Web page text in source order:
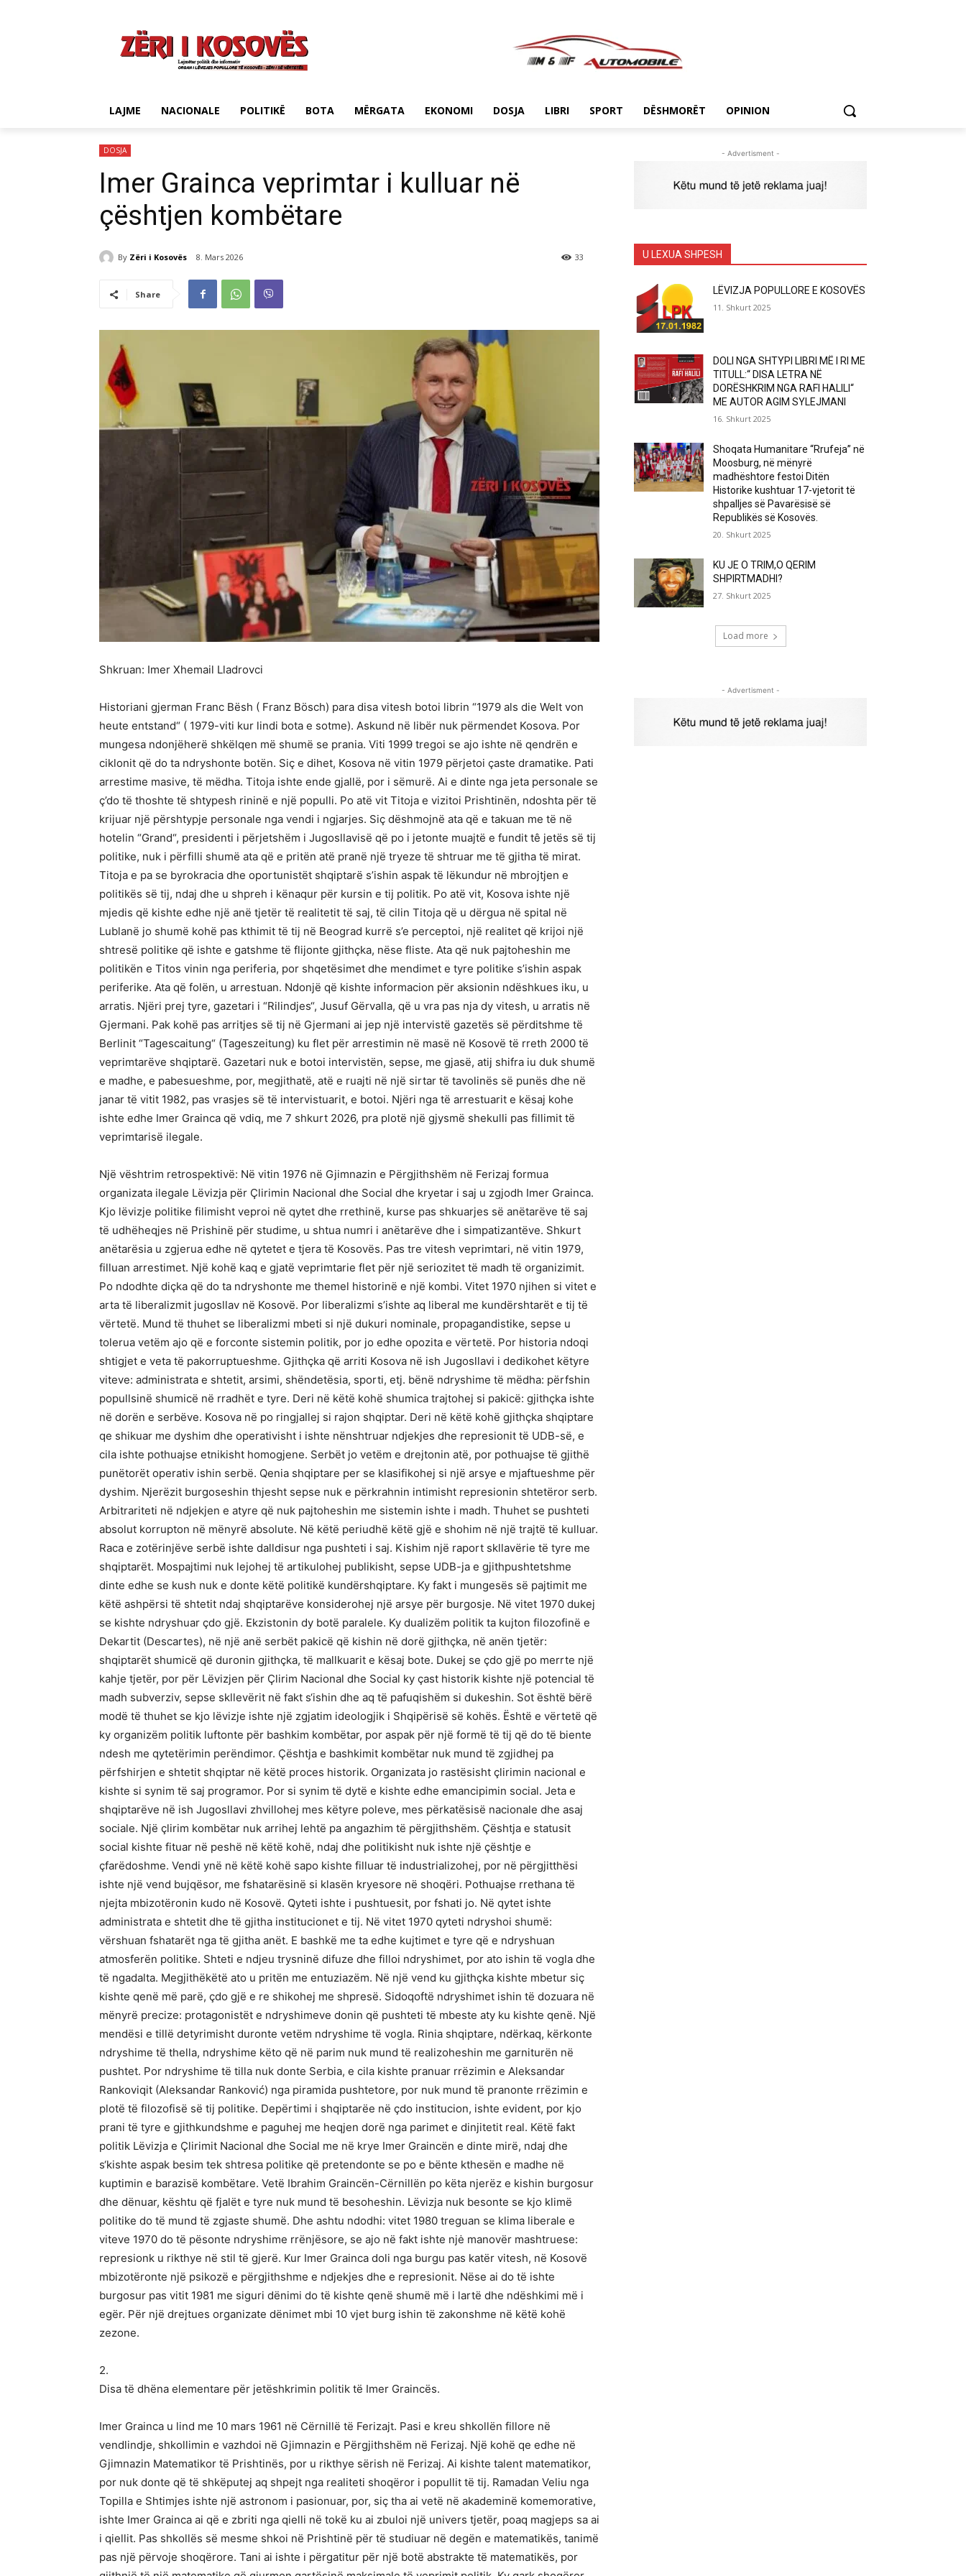
LAJME NACIONALE POLITIKË BOTA MËRGATA EKONOMI DOSJA LIBRI SPORT DËSHMORËT OPINION
DOSJA
Imer Grainca veprimtar i kulluar në
çështjen kombëtare
By Zëri i Kosovës 8. Mars 2026 33
Share
Shkruan: Imer Xhemail Lladrovci
Historiani gjerman Franc Bësh ( Franz Bösch) para disa vitesh botoi librin “1979 als die Welt von
heute entstand“ ( 1979-viti kur lindi bota e sotme). Askund në libër nuk përmendet Kosova. Por
mungesa ndonjëherë shkëlqen më shumë se prania. Viti 1999 tregoi se ajo ishte në qendrën e
ciklonit që do ta ndryshonte botën. Siç e dihet, Kosova në vitin 1979 përjetoi çaste dramatike. Pati
arrestime masive, të mëdha. Titoja ishte ende gjallë, por i sëmurë. Ai e dinte nga jeta personale se
ç’do të thoshte të shtypesh rininë e një populli. Po atë vit Titoja e vizitoi Prishtinën, ndoshta për të
krijuar një përshtypje personale nga vendi i ngjarjes. Siç dëshmojnë ata që e takuan me të në
hotelin “Grand“, presidenti i përjetshëm i Jugosllavisë që po i jetonte muajtë e fundit tê jetës së tij
politike, nuk i përfilli shumë ata që e pritën atë pranë një tryeze të shtruar me të gjitha të mirat.
Titoja e pa se byrokracia dhe oportunistët shqiptarë s’ishin aspak të lëkundur në mbrojtjen e
politikës së tij, ndaj dhe u shpreh i kënaqur për kursin e tij politik. Po atë vit, Kosova ishte një
mjedis që kishte edhe një anë tjetër të realitetit të saj, të cilin Titoja që u dërgua në spital në
Lublanë jo shumë kohë pas kthimit të tij në Beograd kurrë s’e perceptoi, një realitet që krijoi një
shtresë politike që ishte e gatshme të flijonte gjithçka, nëse fliste. Ata që nuk pajtoheshin me
politikën e Titos vinin nga periferia, por shqetësimet dhe mendimet e tyre politike s’ishin aspak
periferike. Ata që folën, u arrestuan. Ndonjë që kishte informacion për aksionin ndëshkues iku, u
arratis. Njëri prej tyre, gazetari i “Rilindjes“, Jusuf Gërvalla, që u vra pas nja dy vitesh, u arratis në
Gjermani. Pak kohë pas arritjes së tij në Gjermani ai jep një intervistë gazetës së përditshme të
Berlinit “Tagescaitung“ (Tageszeitung) ku flet për arrestimin në masë në Kosovë të rreth 2000 të
veprimtarëve shqiptarë. Gazetari nuk e botoi intervistën, sepse, me gjasë, atij shifra iu duk shumë
e madhe, e pabesueshme, por, megjithatë, atë e ruajti në një sirtar të tavolinës së punës dhe në
janar të vitit 1982, pas vrasjes së të intervistuarit, e botoi. Njëri nga të arrestuarit e kësaj kohe
ishte edhe Imer Grainca që vdiq, me 7 shkurt 2026, pra plotë një gjysmë shekulli pas fillimit të
veprimtarisë ilegale.
Një vështrim retrospektivë: Në vitin 1976 në Gjimnazin e Përgjithshëm në Ferizaj formua
organizata ilegale Lëvizja për Çlirimin Nacional dhe Social dhe kryetar i saj u zgjodh Imer Grainca.
Kjo lëvizje politike filimisht veproi në qytet dhe rrethinë, kurse pas shkuarjes së anëtarëve të saj
të udhëheqjes në Prishinë për studime, u shtua numri i anëtarëve dhe i simpatizantëve. Shkurt
anëtarësia u zgjerua edhe në qytetet e tjera të Kosovës. Pas tre vitesh veprimtari, në vitin 1979,
filluan arrestimet. Një kohë kaq e gjatë veprimtarie flet për një seriozitet të madh të organizimit.
Po ndodhte diçka që do ta ndryshonte me themel historinë e një kombi. Vitet 1970 njihen si vitet e
arta të liberalizmit jugosllav në Kosovë. Por liberalizmi s’ishte aq liberal me kundërshtarët e tij të
vërtetë. Mund të thuhet se liberalizmi mbeti si një dukuri nominale, propagandistike, sepse u
tolerua vetëm ajo që e forconte sistemin politik, por jo edhe opozita e vërtetë. Por historia ndoqi
shtigjet e veta të pakorruptueshme. Gjithçka që arriti Kosova në ish Jugosllavi i dedikohet këtyre
viteve: administrata e shtetit, arsimi, shëndetësia, sporti, etj. bënë ndryshime të mëdha: përfshin
popullsinë shumicë në rradhët e tyre. Deri në këtë kohë shumica trajtohej si pakicë: gjithçka ishte
në dorën e serbëve. Kosova në po ringjallej si rajon shqiptar. Deri në këtë kohë gjithçka shqiptare
qe shikuar me dyshim dhe operativisht i ishte nënshtruar ndjekjes dhe represionit të UDB-së, e
cila ishte pothuajse etnikisht homogjene. Serbët jo vetëm e drejtonin atë, por pothuajse të gjithë
punëtorët operativ ishin serbë. Qenia shqiptare per se klasifikohej si një arsye e mjaftueshme për
dyshim. Njerëzit burgoseshin thjesht sepse nuk e përkrahnin intimisht represionin shtetëror serb.
Arbitrariteti në ndjekjen e atyre që nuk pajtoheshin me sistemin ishte i madh. Thuhet se pushteti
absolut korrupton në mënyrë absolute. Në këtë periudhë këtë gjë e shohim në një trajtë të kulluar.
Raca e zotërinjëve serbë ishte dalldisur nga pushteti i saj. Kishim një raport skllavërie të tyre me
shqiptarët. Mospajtimi nuk lejohej të artikulohej publikisht, sepse UDB-ja e gjithpushtetshme
dinte edhe se kush nuk e donte këtë politikë kundërshqiptare. Ky fakt i mungesës së pajtimit me
këtë ashpërsi të shtetit ndaj shqiptarëve konsiderohej një arsye për burgosje. Në vitet 1970 dukej
se kishte ndryshuar çdo gjë. Ekzistonin dy botë paralele. Ky dualizëm politik ta kujton filozofinë e
Dekartit (Descartes), në një anë serbët pakicë që kishin në dorë gjithçka, në anën tjetër:
shqiptarët shumicë që duronin gjithçka, të mallkuarit e kësaj bote. Dukej se çdo gjë po merrte një
kahje tjetër, por për Lëvizjen për Çlirim Nacional dhe Social ky çast historik kishte një potencial të
madh subverziv, sepse skllevërit në fakt s‘ishin dhe aq të pafuqishëm si dukeshin. Sot është bërë
modë të thuhet se kjo lëvizje ishte një zgjatim ideologjik i Shqipërisë së kohës. Është e vërtetë që
ky organizëm politik luftonte për bashkim kombëtar, por aspak për një formë të tij që do të biente
ndesh me qytetërimin perëndimor. Çështja e bashkimit kombëtar nuk mund të zgjidhej pa
përfshirjen e shtetit shqiptar në këtë proces historik. Organizata jo rastësisht çlirimin nacional e
kishte si synim të saj programor. Por si synim të dytë e kishte edhe emancipimin social. Jeta e
shqiptarëve në ish Jugosllavi zhvillohej mes këtyre poleve, mes përkatësisë nacionale dhe asaj
sociale. Një çlirim kombëtar nuk arrihej lehtë pa angazhim të përgjithshëm. Çështja e statusit
social kishte fituar në peshë në këtë kohë, ndaj dhe politikisht nuk ishte një çështje e
çfarëdoshme. Vendi ynë në këtë kohë sapo kishte filluar të industrializohej, por në përgjitthësi
ishte një vend bujqësor, me fshatarësinë si klasën kryesore në shoqëri. Pothuajse rrethana të
njejta mbizotëronin kudo në Kosovë. Qyteti ishte i pushtuesit, por fshati jo. Në qytet ishte
administrata e shtetit dhe të gjitha institucionet e tij. Në vitet 1970 qyteti ndryshoi shumë:
vërshuan fshatarët nga të gjitha anët. E bashkë me ta edhe kujtimet e tyre që e ndryshuan
atmosferën politike. Shteti e ndjeu trysninë difuze dhe filloi ndryshimet, por ato ishin të vogla dhe
të ngadalta. Megjithëkëtë ato u pritën me entuziazëm. Në një vend ku gjithçka kishte mbetur siç
kishte qenë më parë, çdo gjë e re shikohej me shpresë. Sidoqoftë ndryshimet ishin të dozuara në
mënyrë precize: protagonistët e ndryshimeve donin që pushteti të mbeste aty ku kishte qenë. Një
mendësi e tillë detyrimisht duronte vetëm ndryshime të vogla. Rinia shqiptare, ndërkaq, kërkonte
ndryshime të thella, ndryshime këto që në parim nuk mund të realizoheshin me garniturën në
pushtet. Por ndryshime të tilla nuk donte Serbia, e cila kishte pranuar rrëzimin e Aleksandar
Rankoviqit (Aleksandar Ranković) nga piramida pushtetore, por nuk mund të pranonte rrëzimin e
plotë të filozofisë së tij politike. Depërtimi i shqiptarëe në çdo institucion, ishte evident, por kjo
prani të tyre e gjithkundshme e paguhej me heqjen dorë nga parimet e dinjitetit real. Këtë fakt
politik Lëvizja e Çlirimit Nacional dhe Social me në krye Imer Graincën e dinte mirë, ndaj dhe
s‘kishte aspak besim tek shtresa politike që pretendonte se po e bënte kthesën e madhe në
kuptimin e barazisë kombëtare. Vetë Ibrahim Graincën-Cërnillën po këta njerëz e kishin burgosur
dhe dënuar, kështu që fjalët e tyre nuk mund të besoheshin. Lëvizja nuk besonte se kjo klimë
politike do të mund të zgjaste shumë. Dhe ashtu ndodhi: vitet 1980 treguan se klima liberale e
viteve 1970 do të pësonte ndryshime rrënjësore, se ajo në fakt ishte njė manovër mashtruese:
represionk u rikthye në stil të gjerë. Kur Imer Grainca doli nga burgu pas katër vitesh, në Kosovë
mbizotëronte një psikozë e përgjithshme e ndjekjes dhe e represionit. Nëse ai do të ishte
burgosur pas vitit 1981 me siguri dënimi do të kishte qenë shumë më i lartë dhe ndëshkimi më i
egër. Për një drejtues organizate dënimet mbi 10 vjet burg ishin të zakonshme në këtë kohë
zezone.
2.
Disa të dhëna elementare për jetëshkrimin politik të Imer Graincës.
Imer Grainca u lind me 10 mars 1961 në Cërnillë të Ferizajt. Pasi e kreu shkollën fillore në
vendlindje, shkollimin e vazhdoi në Gjimnazin e Përgjithshëm në Ferizaj. Një kohë qe edhe në
Gjimnazin Matematikor të Prishtinës, por u rikthye sërish në Ferizaj. Ai kishte talent matematikor,
por nuk donte që të shkëputej aq shpejt nga realiteti shoqëror i popullit të tij. Ramadan Veliu nga
Topilla e Shtimjes ishte një astronom i pasionuar, por, siç tha ai vetë në akademinë komemorative,
ishte Imer Grainca ai që e zbriti nga qielli në tokë ku ai zbuloi një univers tjetër, poaq magjeps sa ai
i qiellit. Pas shkollës së mesme shkoi në Prishtinë për të studiuar në degën e matematikës, tanimë
pas një përvoje shoqërore. Tani ai ishte i përgatitur për një botë abstrakte të matematikës, por
- Advertisment -
U LEXUA SHPESH
LËVIZJA POPULLORE E KOSOVËS
11. Shkurt 2025
DOLI NGA SHTYPI LIBRI MË I RI ME
TITULL:“ DISA LETRA NË
DORËSHKRIM NGA RAFI HALILI“
ME AUTOR AGIM SYLEJMANI
16. Shkurt 2025
Shoqata Humanitare “Rrufeja” në
Moosburg, në mënyrë
madhështore festoi Ditën
Historike kushtuar 17-vjetorit të
shpalljes së Pavarësisë së
Republikës së Kosovës.
20. Shkurt 2025
KU JE O TRIM,O QERIM
SHPIRTMADHI?
27. Shkurt 2025
Load more
- Advertisment -